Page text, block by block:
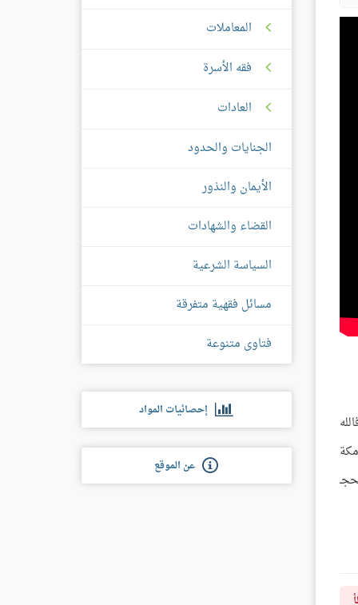
مكة
المعاملات
فقه الأسرة
العادات
الجنايات والحدود
الأيمان والنذور
القضاء والشهادات
السياسة الشرعية
مسائل فقهية متفرقة
فتاوى متنوعة
إحصائيات المواد
عن الموقع